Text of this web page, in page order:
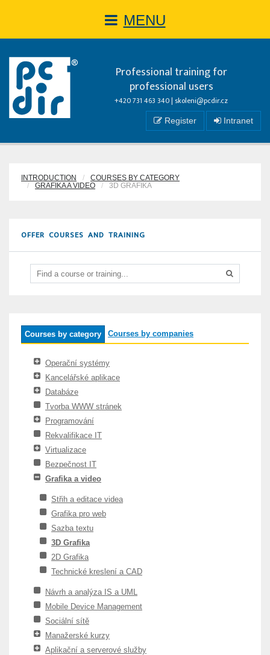
MENU
Professional training for
professional users
+420 731 463 340 | skoleni@pcdir.cz
Register Intranet
INTRODUCTION
COURSES BY CATEGORY
GRAFIKA A VIDEO
3D GRAFIKA
OFFER COURSES AND TRAINING
Courses by category Courses by companies
Operační systémy
Kancelářské aplikace
Databáze
Tvorba WWW stránek
Programování
Rekvalifikace IT
Virtualizace
Bezpečnost IT
Grafika a video
Střih a editace videa
Grafika pro web
Sazba textu
3D Grafika
2D Grafika
Technické kreslení a CAD
Návrh a analýza IS a UML
Mobile Device Management
Sociální sítě
Manažerské kurzy
Aplikační a serverové služby